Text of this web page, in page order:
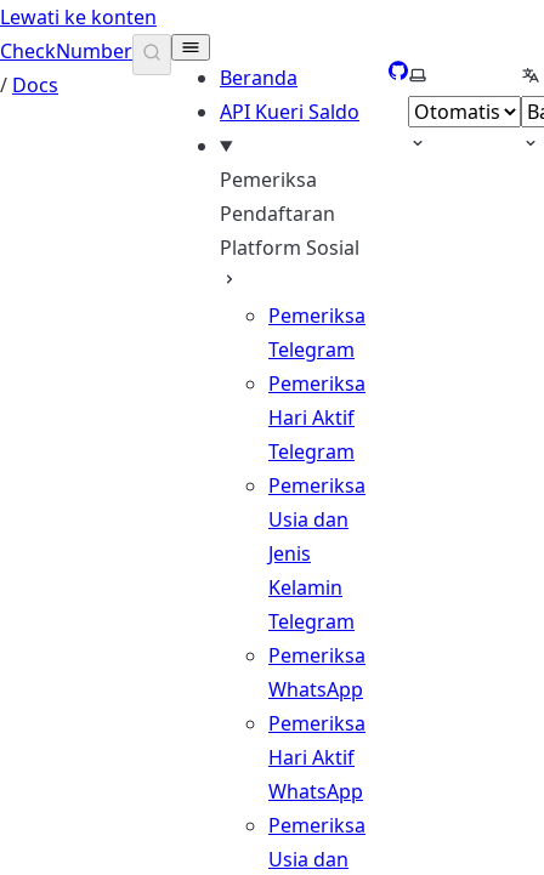
Lewati ke konten
CheckNumber
/ Docs
Beranda
API Kueri Saldo
Pemeriksa
Pendaftaran
Platform Sosial
Pemeriksa
Telegram
Pemeriksa
Hari Aktif
Telegram
Pemeriksa
Usia dan
Jenis
Kelamin
Telegram
Pemeriksa
WhatsApp
Pemeriksa
Hari Aktif
WhatsApp
Pemeriksa
Usia dan
GitHub
Pilih tema